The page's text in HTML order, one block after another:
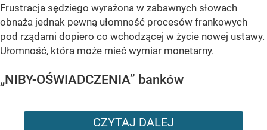
Frustracja sędziego wyrażona w zabawnych słowach
obnaża jednak pewną ułomność procesów frankowych
pod rządami dopiero co wchodzącej w życie nowej ustawy.
Ułomność, która może mieć wymiar monetarny.
„NIBY-OŚWIADCZENIA” banków
CZYTAJ DALEJ